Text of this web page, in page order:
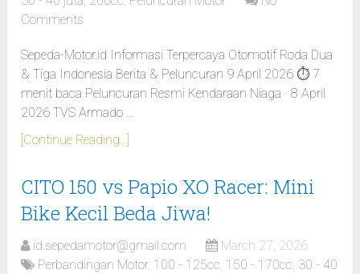
Comments
Sepeda-Motor.id Informasi Terpercaya Otomotif Roda Dua
& Tiga Indonesia Berita & Peluncuran 9 April 2026 ⏱ 7
menit baca Peluncuran Resmi Kendaraan Niaga · 8 April
2026 TVS Armado …
[Continue Reading...]
CITO 150 vs Papio XO Racer: Mini
Bike Kecil Beda Jiwa!
id.sepedamotor@gmail.com
March 27, 2026
Perbandingan Motor, 100 - 125cc, 150 - 170cc, 30 - 40